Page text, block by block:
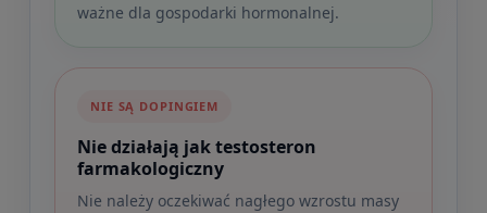
ważne dla gospodarki hormonalnej.
NIE SĄ DOPINGIEM
Nie działają jak testosteron
farmakologiczny
Nie należy oczekiwać nagłego wzrostu masy